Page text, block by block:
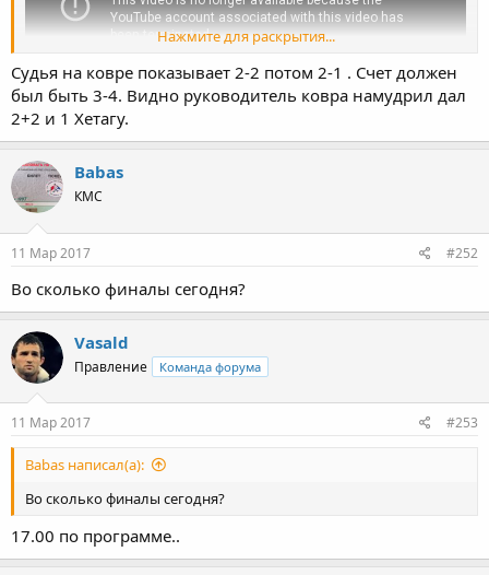
Нажмите для раскрытия...
Судья на ковре показывает 2-2 потом 2-1 . Счет должен
был быть 3-4. Видно руководитель ковра намудрил дал
2+2 и 1 Хетагу.
Babas
КМС
11 Мар 2017 #252
Во сколько финалы сегодня?
Vasald
Правление Команда форума
11 Мар 2017 #253
Babas написал(а):
Во сколько финалы сегодня?
17.00 по программе..